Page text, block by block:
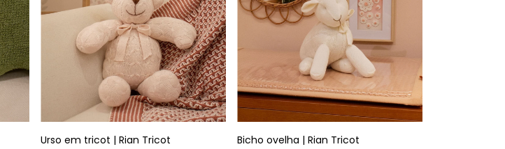
Urso em tricot | Rian Tricot Bicho ovelha | Rian Tricot